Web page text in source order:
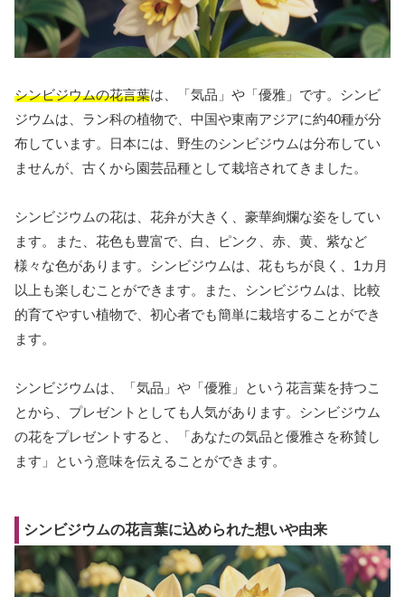
シンビジウムの花言葉は、「気品」や「優雅」です。シンビ
ジウムは、ラン科の植物で、中国や東南アジアに約40種が分
布しています。日本には、野生のシンビジウムは分布してい
ませんが、古くから園芸品種として栽培されてきました。
シンビジウムの花は、花弁が大きく、豪華絢爛な姿をしてい
ます。また、花色も豊富で、白、ピンク、赤、黄、紫など
様々な色があります。シンビジウムは、花もちが良く、1カ月
以上も楽しむことができます。また、シンビジウムは、比較
的育てやすい植物で、初心者でも簡単に栽培することができ
ます。
シンビジウムは、「気品」や「優雅」という花言葉を持つこ
とから、プレゼントとしても人気があります。シンビジウム
の花をプレゼントすると、「あなたの気品と優雅さを称賛し
ます」という意味を伝えることができます。
シンビジウムの花言葉に込められた想いや由来